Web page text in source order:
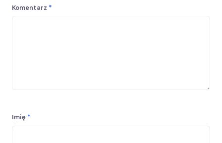
Komentarz *
Imię *